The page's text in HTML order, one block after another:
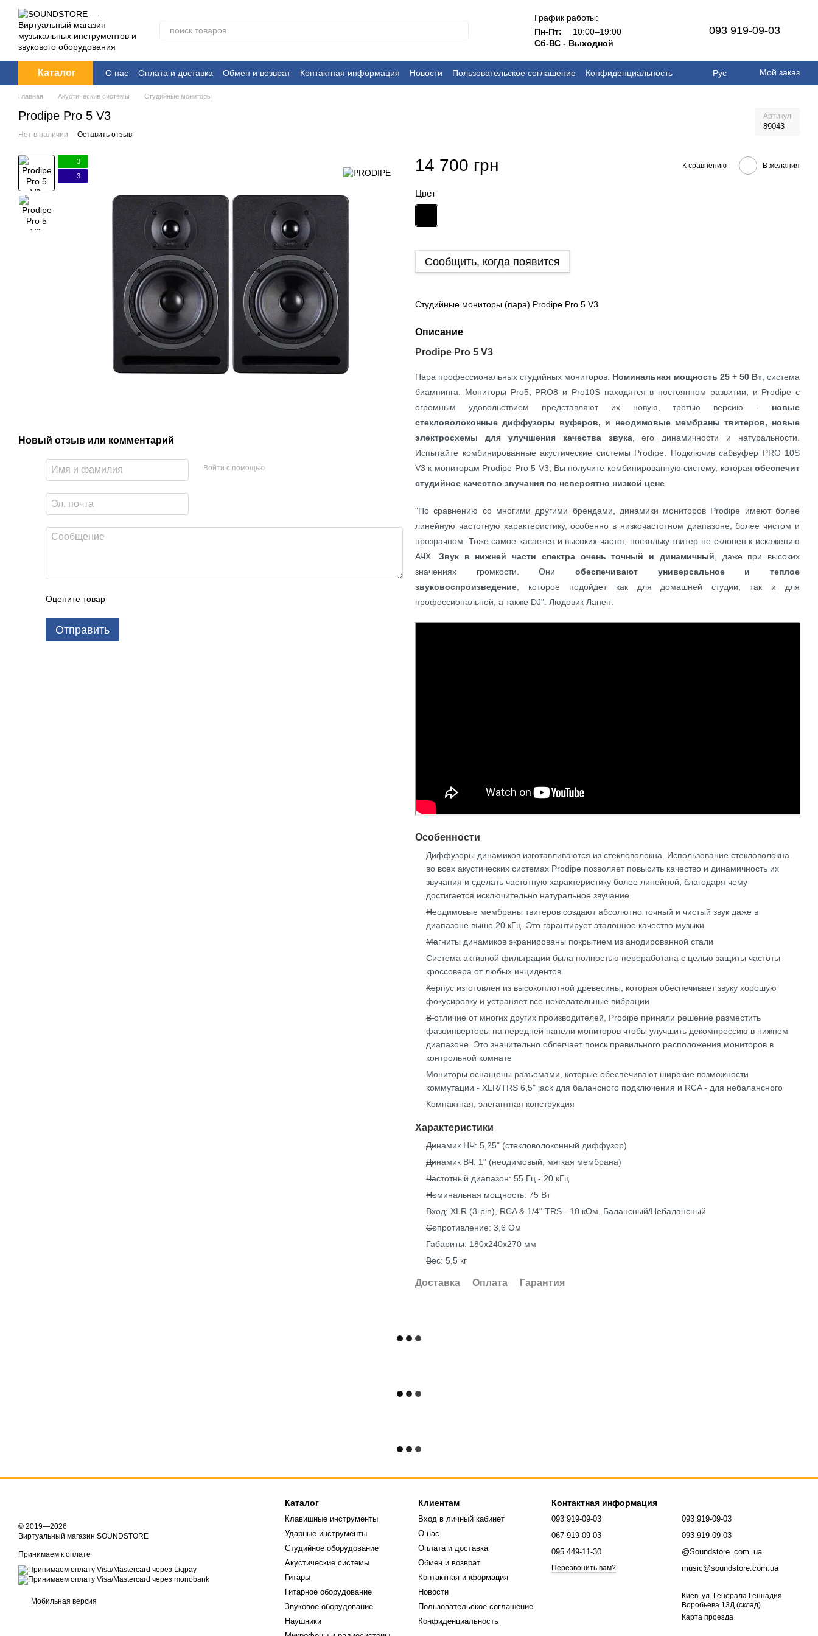
Перейти к основному контенту
График работы:
Пн-Пт:
10:00–19:00
Сб-ВС - Выходной
093 919-09-03
Каталог О нас Оплата и доставка Обмен и возврат Контактная информация Новости Пользовательское соглашение Конфиденциальность Рус Мой заказ
Главная Акустические системы Студийные мониторы
Prodipe Pro 5 V3 Артикул
89043
Нет в наличии Оставить отзыв
3
3
Новый отзыв или комментарий
Войти с помощью
Оцените товар
Отправить
14 700 грн К сравнению В желания
Цвет
Сообщить, когда появится
Студийные мониторы (пара) Prodipe Pro 5 V3
Описание
Prodipe Pro 5 V3
Пара профессиональных студийных мониторов. Номинальная мощность 25 + 50 Вт, система
биампинга. Мониторы Pro5, PRO8 и Pro10S находятся в постоянном развитии, и Prodipe с
огромным удовольствием представляют их новую, третью версию - новые
стекловолоконные диффузоры вуферов, и неодимовые мембраны твитеров, новые
электросхемы для улучшения качества звука, его динамичности и натуральности.
Испытайте комбинированные акустические системы Prodipe. Подключив сабвуфер PRO 10S
V3 к мониторам Prodipe Pro 5 V3, Вы получите комбинированную систему, которая обеспечит
студийное качество звучания по невероятно низкой цене
"По сравнению со многими другими брендами, динамики мониторов Prodipe имеют более
линейную частотную характеристику, особенно в низкочастотном диапазоне, более чистом и
прозрачном. Тоже самое касается и высоких частот, поскольку твитер не склонен к искажению
АЧХ. Звук в нижней части спектра очень точный и динамичный , даже при высоких
значениях громкости. Они обеспечивают универсальное и теплое
звуковоспроизведение , которое подойдет как для домашней студии, так и для
профессиональной, а также DJ". Людовик Ланен.
Особенности
Диффузоры динамиков изготавливаются из стекловолокна. Использование стекловолокна
во всех акустических системах Prodipe позволяет повысить качество и динамичность их
звучания и сделать частотную характеристику более линейной, благодаря чему
достигается исключительно натуральное звучание
Неодимовые мембраны твитеров создают абсолютно точный и чистый звук даже в
диапазоне выше 20 кГц. Это гарантирует эталонное качество музыки
Магниты динамиков экранированы покрытием из анодированной стали
Система активной фильтрации была полностью переработана с целью защиты частоты
кроссовера от любых инцидентов
Корпус изготовлен из высокоплотной древесины, которая обеспечивает звуку хорошую
фокусировку и устраняет все нежелательные вибрации
В отличие от многих других производителей, Prodipe приняли решение разместить
фазоинверторы на передней панели мониторов чтобы улучшить декомпрессию в нижнем
диапазоне. Это значительно облегчает поиск правильного расположения мониторов в
контрольной комнате
Мониторы оснащены разъемами, которые обеспечивают широкие возможности
коммутации - XLR/TRS 6,5" jack для балансного подключения и RCA - для небалансного
Компактная, элегантная конструкция
Характеристики
Динамик НЧ: 5,25" (стекловолоконный диффузор)
Динамик ВЧ: 1" (неодимовый, мягкая мембрана)
Частотный диапазон: 55 Гц - 20 кГц
Номинальная мощность: 75 Вт
Вход: XLR (3-pin), RCA & 1/4" TRS - 10 кОм, Балансный/Небалансный
Сопротивление: 3,6 Ом
Габариты: 180х240х270 мм
Вес: 5,5 кг
Доставка Оплата Гарантия
© 2019—2026
Виртуальный магазин SOUNDSTORE
Принимаем к оплате
Мобильная версия
Каталог
Клавишные инструменты
Ударные инструменты
Студийное оборудование
Акустические системы
Гитары
Гитарное оборудование
Звуковое оборудование
Наушники
Клиентам
Вход в личный кабинет
О нас
Оплата и доставка
Обмен и возврат
Контактная информация
Новости
Пользовательское соглашение
Конфиденциальность
Контактная информация
093 919-09-03
067 919-09-03
095 449-11-30
Перезвонить вам?
093 919-09-03
093 919-09-03
@Soundstore_com_ua
music@soundstore.com.ua
Киев, ул. Генерала Геннадия
Воробьева 13Д (склад)
Карта проезда